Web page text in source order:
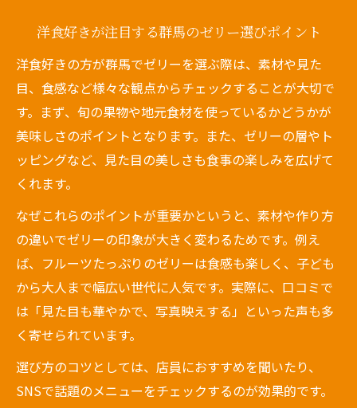
洋食好きが注目する群馬のゼリー選びポイント
洋食好きの方が群馬でゼリーを選ぶ際は、素材や見た
目、食感など様々な観点からチェックすることが大切で
す。まず、旬の果物や地元食材を使っているかどうかが
美味しさのポイントとなります。また、ゼリーの層やト
ッピングなど、見た目の美しさも食事の楽しみを広げて
くれます。
なぜこれらのポイントが重要かというと、素材や作り方
の違いでゼリーの印象が大きく変わるためです。例え
ば、フルーツたっぷりのゼリーは食感も楽しく、子ども
から大人まで幅広い世代に人気です。実際に、口コミで
は「見た目も華やかで、写真映えする」といった声も多
く寄せられています。
選び方のコツとしては、店員におすすめを聞いたり、
SNSで話題のメニューをチェックするのが効果的です。